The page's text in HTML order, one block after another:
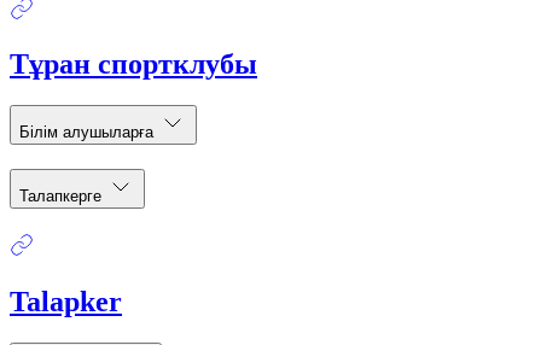
Тұран спортклубы
Білім алушыларға
Талапкерге
Talapker